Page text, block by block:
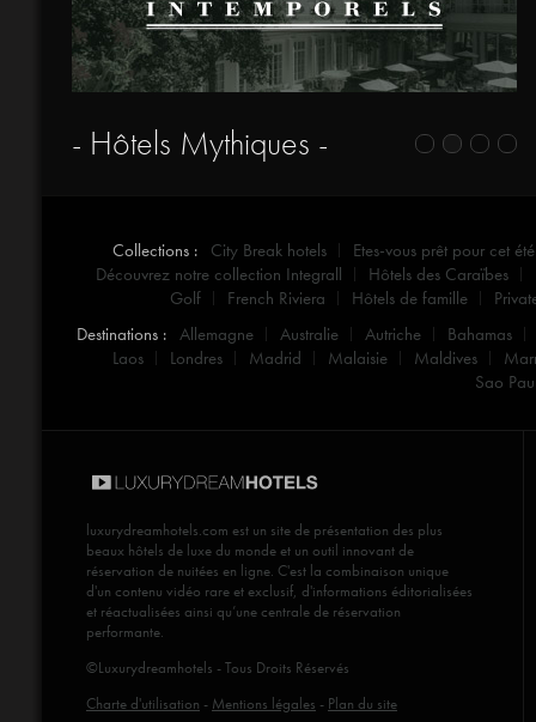
- Hôtels Mythiques -
Collections : City Break hotels
Etes-vous prêt pour cet été
Découvrez notre collection Integrall
Hôtels des Caraïbes
Golf
French Riviera Hôtels de famille
Destinations : Allemagne Australie Autriche
Bahamas
Laos
Londres Madrid Malaisie Maldives
Sao
luxurydreamhotels.com est un site de présentation des plus
beaux hôtels de luxe du monde et un outil innovant de
réservation de nuitées en ligne. C'est la combinaison unique
d'un contenu vidéo rare et exclusif, d'informations éditorialisées
et réactualisées ainsi qu’une centrale de réservation
performante.
©Luxurydreamhotels - Tous Droits Réservés
Charte d'utilisation - Mentions légales - Plan du site